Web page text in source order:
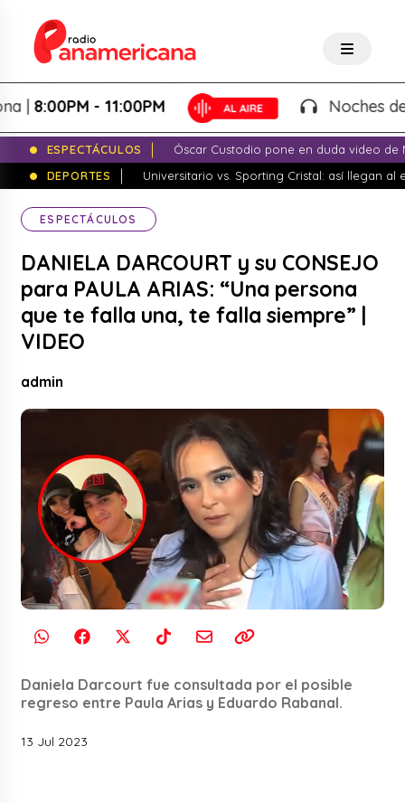
- 11:00PM Noches de
ESPECTÁCULOS
Óscar Custodio pone en duda video de
DEPORTES
Universitario vs. Sporting Cristal: así llegan al
ESPECTÁCULOS
DANIELA DARCOURT y su CONSEJO
para PAULA ARIAS: “Una persona
que te falla una, te falla siempre” |
VIDEO
admin
Daniela Darcourt fue consultada por el posible
regreso entre Paula Arias y Eduardo Rabanal.
13 Jul 2023